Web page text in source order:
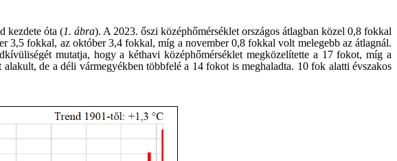
kezdete óta (1. ábra). A 2023. őszi középhőmérséklet országos átlagban közel 0,8 fokkal
3,5 fokkal, az október 3,4 fokkal, míg a november 0,8 fokkal volt melegebb az átlagnál.
mutatja, hogy a kéthavi középhőmérséklet megközelítette a 17 fokot, míg a
de a déli vármegyékben többfelé a 14 fokot is meghaladta. 10 fok alatti évszakos